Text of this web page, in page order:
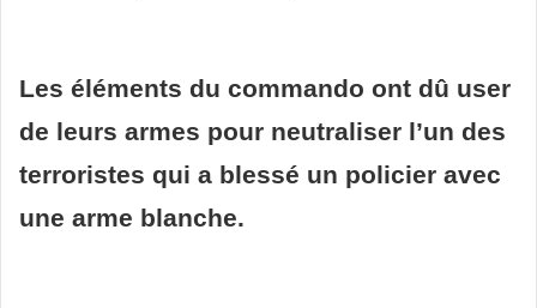
Les éléments du commando ont dû user
de leurs armes pour neutraliser l’un des
terroristes qui a blessé un policier avec
une arme blanche.